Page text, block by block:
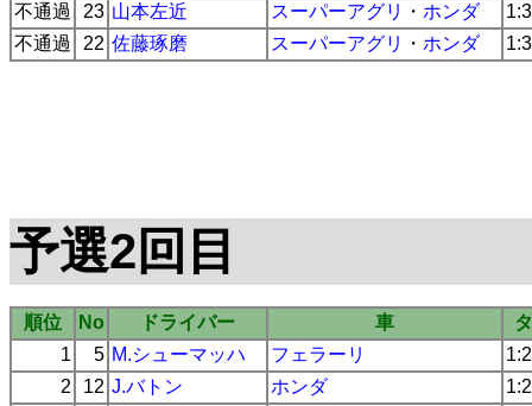
不通過
23 山本左近 スーパーアグリ ・ ホンダ
不通過
22 佐藤琢磨 スーパーアグリ ・ ホンダ
予選2回目
順位 No ドライバー 車
1
5 M.シューマッハ フェラーリ
2
12 J.バトン ホンダ